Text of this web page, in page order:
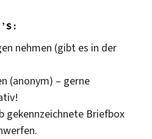
nehmen (gibt es in der
(anonym) – gerne
gekennzeichnete Briefbox